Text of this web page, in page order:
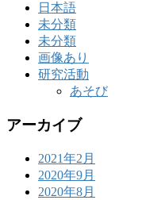
日本語
未分類
未分類
画像あり
研究活動
あそび
アーカイブ
2021年2月
2020年9月
2020年8月